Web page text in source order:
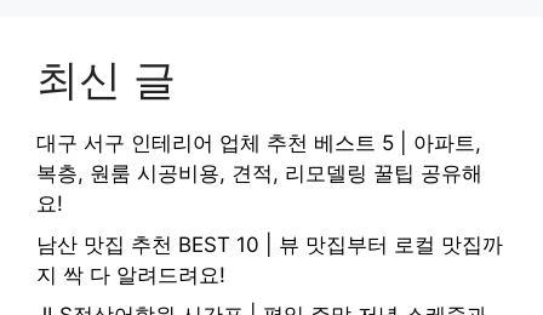
최신 글
대구 서구 인테리어 업체 추천 베스트 5 | 아파트,
복층, 원룸 시공비용, 견적, 리모델링 꿀팁 공유해
요!
남산 맛집 추천 BEST 10 | 뷰 맛집부터 로컬 맛집까
지 싹 다 알려드려요!